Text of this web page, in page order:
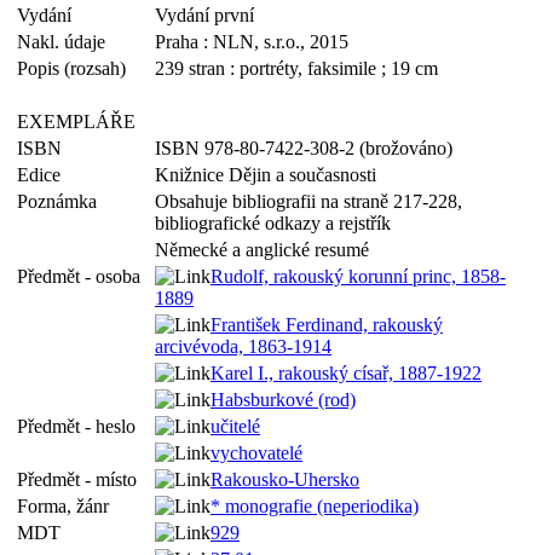
Vydání
Vydání první
Nakl. údaje
Praha : NLN, s.r.o., 2015
Popis (rozsah)
239 stran : portréty, faksimile ; 19 cm
EXEMPLÁŘE
ISBN
ISBN 978-80-7422-308-2 (brožováno)
Edice
Knižnice Dějin a současnosti
Poznámka
Obsahuje bibliografii na straně 217-228,
bibliografické odkazy a rejstřík
Německé a anglické resumé
Předmět - osoba
Rudolf, rakouský korunní princ, 1858-
1889
František Ferdinand, rakouský
arcivévoda, 1863-1914
Karel I., rakouský císař, 1887-1922
Habsburkové (rod)
Předmět - heslo
učitelé
vychovatelé
Předmět - místo
Rakousko-Uhersko
Forma, žánr
* monografie (neperiodika)
MDT
929